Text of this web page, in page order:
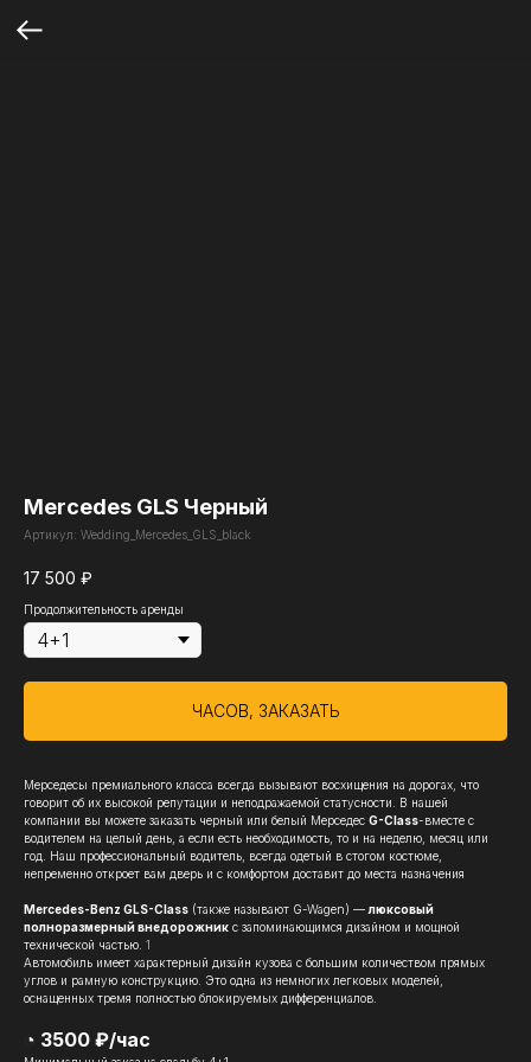
Mercedes GLS Черный
Артикул: Wedding_Mercedes_GLS_black
17 500 ₽
Продолжительность аренды
ЧАСОВ, ЗАКАЗАТЬ
Мерседесы премиального класса всегда вызывают восхищения на дорогах, что
говорит об их высокой репутации и неподражаемой статусности. В нашей
компании вы можете заказать черный или белый Мерседес G-Class-вместе с
водителем на целый день, а если есть необходимость, то и на неделю, месяц или
год. Наш профессиональный водитель, всегда одетый в стогом костюме,
непременно откроет вам дверь и с комфортом доставит до места назначения
Mercedes-Benz GLS-Class (также называют G-Wagen) — люксовый
полноразмерный внедорожник с запоминающимся дизайном и мощной
технической частью. 1
Автомобиль имеет характерный дизайн кузова с большим количеством прямых
углов и рамную конструкцию. Это одна из немногих легковых моделей,
оснащенных тремя полностью блокируемых дифференциалов.
◔ 3500 ₽/час